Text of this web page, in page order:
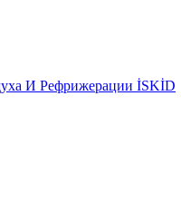
И Рефрижерации İSKİD